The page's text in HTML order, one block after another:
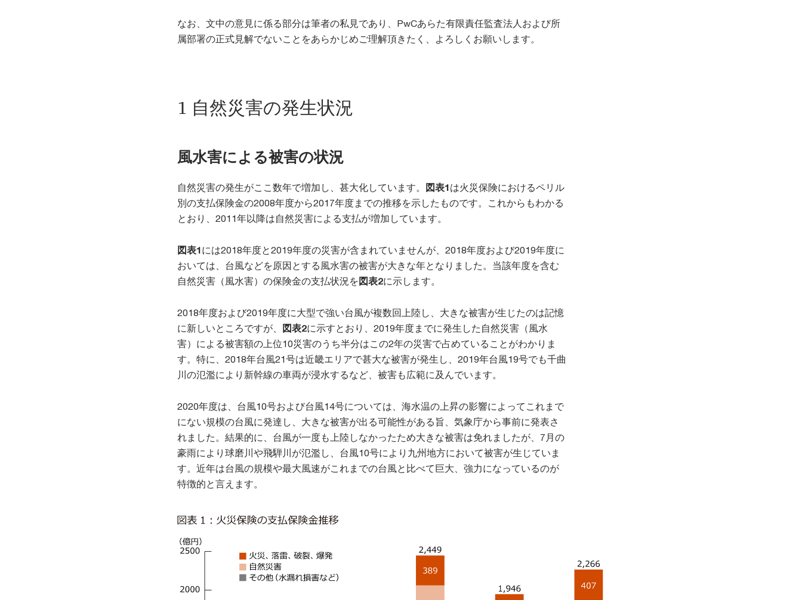
なお、文中の意見に係る部分は筆者の私見であり、PwCあらた有限責任監査法人および所
属部署の正式見解でないことをあらかじめご理解頂きたく、よろしくお願いします。
1 自然災害の発生状況
風水害による被害の状況
自然災害の発生がここ数年で増加し、甚大化しています。 図表1は火災保険におけるペリル
別の支払保険金の2008年度から2017年度までの推移を示したものです。これからもわかる
とおり、2011年以降は自然災害による支払が増加しています。
図表1には2018年度と2019年度の災害が含まれていませんが、2018年度および2019年度に
おいては、台風などを原因とする風水害の被害が大きな年となりました。当該年度を含む
自然災害（風水害）の保険金の支払状況を 図表2に示します。
2018年度および2019年度に大型で強い台風が複数回上陸し、大きな被害が生じたのは記憶
に新しいところですが、
図表2に示すとおり、2019年度までに発生した自然災害（風水
害）による被害額の上位10災害のうち半分はこの2年の災害で占めていることがわかりま
す。特に、2018年台風21号は近畿エリアで甚大な被害が発生し、2019年台風19号でも千曲
川の氾濫により新幹線の車両が浸水するなど、被害も広範に及んでいます。
2020年度は、台風10号および台風14号については、海水温の上昇の影響によってこれまで
にない規模の台風に発達し、大きな被害が出る可能性がある旨、気象庁から事前に発表さ
れました。結果的に、台風が一度も上陸しなかったため大きな被害は免れましたが、7月の
豪雨により球磨川や飛騨川が氾濫し、台風10号により九州地方において被害が生じていま
す。近年は台風の規模や最大風速がこれまでの台風と比べて巨大、強力になっているのが
特徴的と言えます。